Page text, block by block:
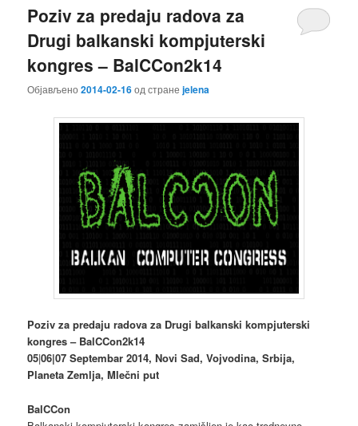
Poziv za predaju radova za
Drugi balkanski kompjuterski
kongres – BalCCon2k14
Објављено2014-02-16од странеjelena
Poziv za predaju radova za Drugi balkanski kompjuterski
kongres – BalCCon2k14
05|06|07 Septembar 2014, Novi Sad, Vojvodina, Srbija,
Planeta Zemlja, Mlečni put
BalCCon